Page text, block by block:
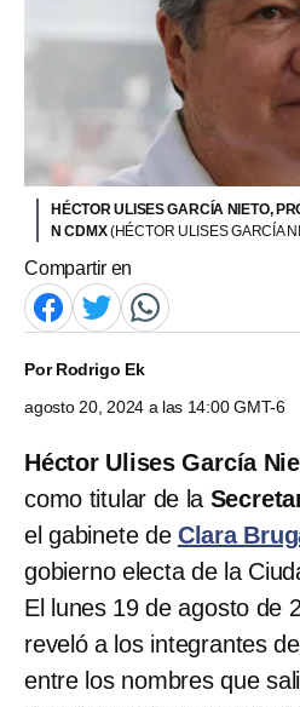
HÉCTOR ULISES GARCÍA NIETO,
N CDMX(HÉCTOR ULISES GARCÍA
Compartir en
PorRodrigo Ek
agosto 20, 2024 a las 14:00 GMT-6
Héctor Ulises García
como titular de la
el gabinete de Clara
gobierno electa de la
El lunes 19 de agosto de
reveló a los integrantes
entre los nombres que